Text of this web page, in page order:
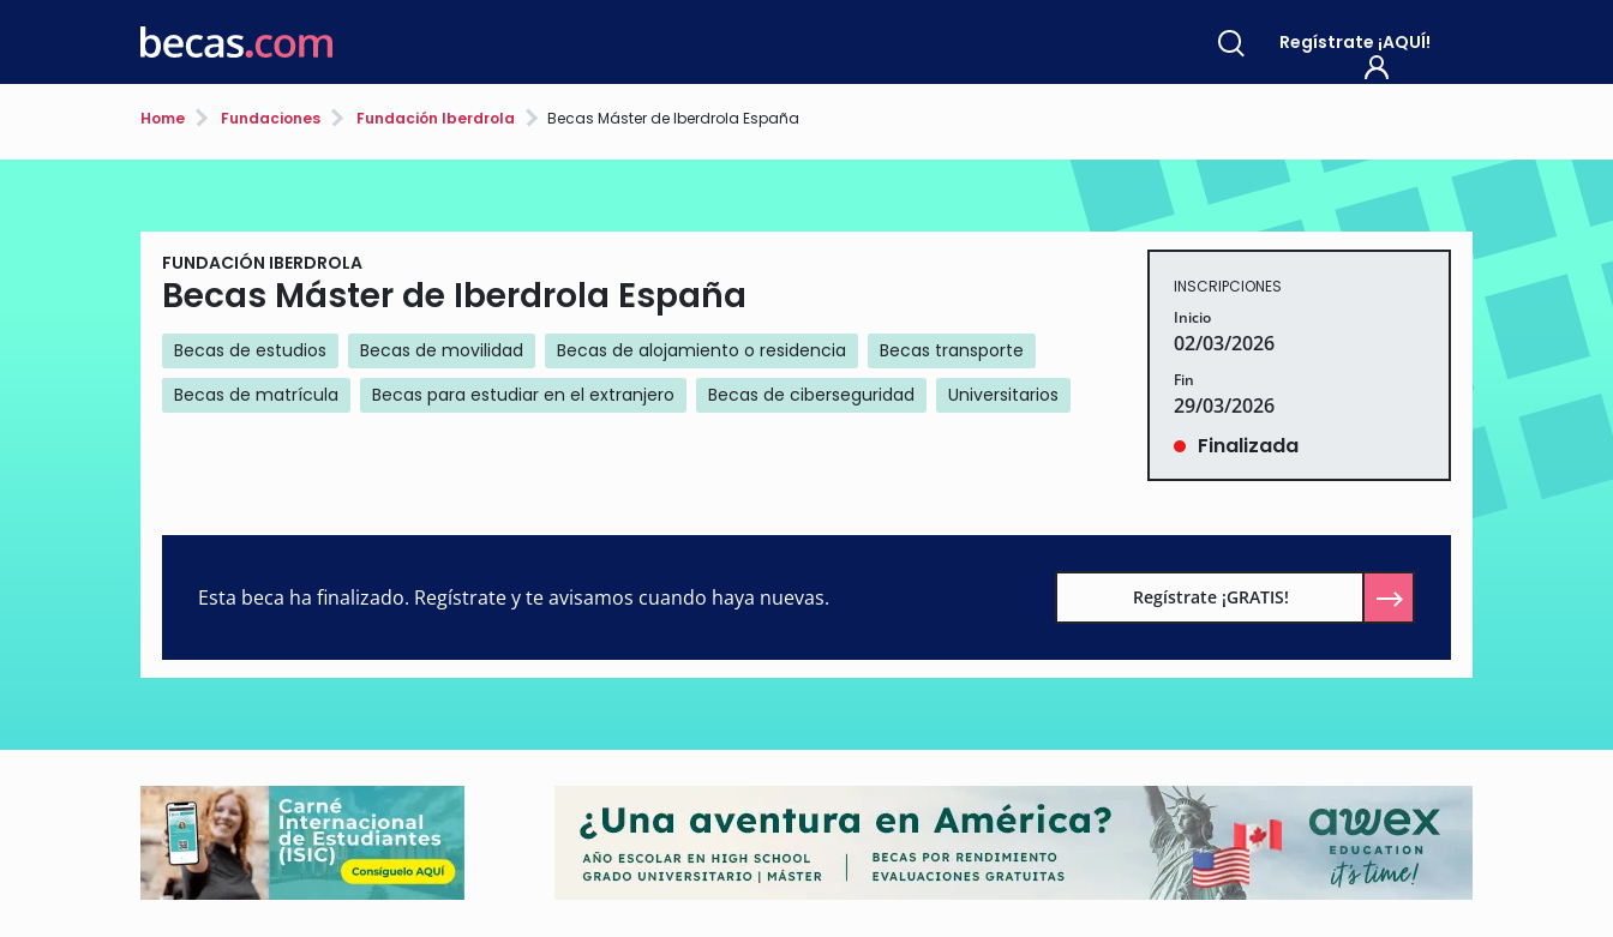
Regístrate ¡AQUÍ!
Home Fundaciones Fundación Iberdrola Becas Máster de Iberdrola España
FUNDACIÓN IBERDROLA
Becas Máster de Iberdrola España
Becas de estudios Becas de movilidad Becas de alojamiento o residencia
Becas transporte
Becas de matrícula
Becas para estudiar en el extranjero Becas de ciberseguridad Universitarios
INSCRIPCIONES
Inicio
02/03/2026
Fin
29/03/2026
Finalizada
Esta beca ha finalizado. Regístrate y te avisamos cuando haya nuevas. Regístrate ¡GRATIS!